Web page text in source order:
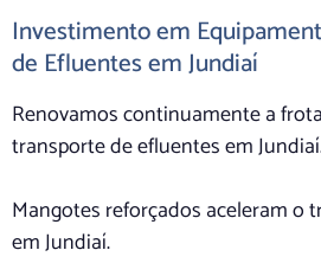
Investimento em
de Efluentes em Jundiaí
Renovamos continuamente a
transporte de efluentes em
Mangotes reforçados aceleram o
em Jundiaí.